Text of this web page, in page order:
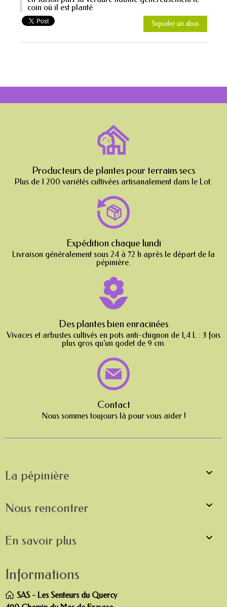
coin où il est planté
Signaler un abus
Producteurs de plantes pour terrains secs
Plus de 1 200 variétés cultivées artisanalement dans le Lot.
Expédition chaque lundi
Livraison généralement sous 24 à 72 h après le départ de la
pépinière.
Des plantes bien enracinées
Vivaces et arbustes cultivés en pots anti-chignon de 1,4 L : 3 fois
plus gros qu'un godet de 9 cm.
Contact
Nous sommes toujours là pour vous aider !
La pépinière 
Nous rencontrer 
En savoir plus 
Informations
SAS - Les Senteurs du Quercy